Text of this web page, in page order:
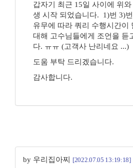
갑자기 최근 15일 사이에 위
생 시작 되었습니다. 1)번 3)
유무에 따라 쿼리 수행시간이
대해 고수님들에게 조언을 듣
다. ㅠㅠ (고객사 난리네요 ...)
도움 부탁 드리겠습니다.
감사합니다.
by 우리집아찌 [2022.07.05 13:19:18]